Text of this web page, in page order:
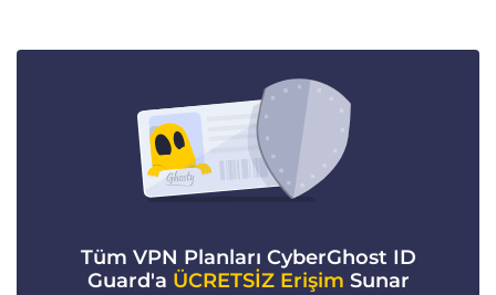
Tüm VPN Planları CyberGhost ID
Guard'a ÜCRETSİZ Erişim Sunar